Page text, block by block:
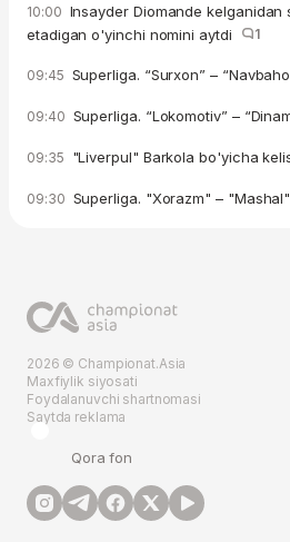
10:00 Insayder Diomande
etadigan o'yinchi nomini aytdi
1
09:45 Superliga. “Surxon” –
09:40 Superliga. “Lokomotiv” –
09:35 "Liverpul" Barkola bo'yicha
09:30 Superliga. "Xorazm" –
2026 © Championat.Asia
Maxfiylik siyosati
Foydalanuvchi shartnomasi
Saytda reklama
Qora fon